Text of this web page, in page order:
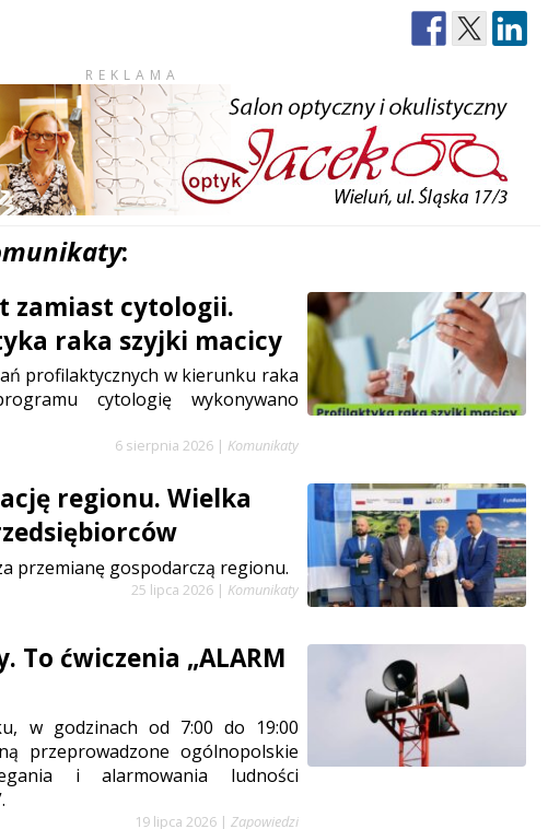
REKLAMA
:
zamiast cytologii.
raka szyjki macicy
profilaktycznych w kierunku raka
cytologię wykonywano
6 sierpnia 2026 | Komunikaty
regionu. Wielka
przemianę gospodarczą regionu.
25 lipca 2026 | Komunikaty
To ćwiczenia „ALARM
w godzinach od 7:00 do 19:00
przeprowadzone ogólnopolskie
i alarmowania ludności
19 lipca 2026 | Zapowiedzi